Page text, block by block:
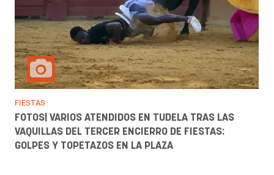
FIESTAS
FOTOS| VARIOS ATENDIDOS EN TUDELA TRAS LAS
VAQUILLAS DEL TERCER ENCIERRO DE FIESTAS:
GOLPES Y TOPETAZOS EN LA PLAZA